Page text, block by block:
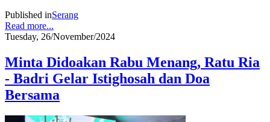
Published inSerang
Read more...
Tuesday, 26/November/2024
Minta Didoakan Rabu Menang, Ratu Ria
- Badri Gelar Istighosah dan Doa
Bersama